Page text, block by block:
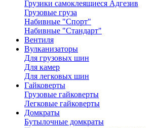
Грузики самоклеящиеся Адгезив
Грузовые груза
Набивные "Спорт"
Набивные "Стандарт"
Вентиля
Вулканизаторы
Для грузовых шин
Для камер
Для легковых шин
Гайковерты
Грузовые гайковерты
Легковые гайковерты
Домкраты
Бутылочные домкраты